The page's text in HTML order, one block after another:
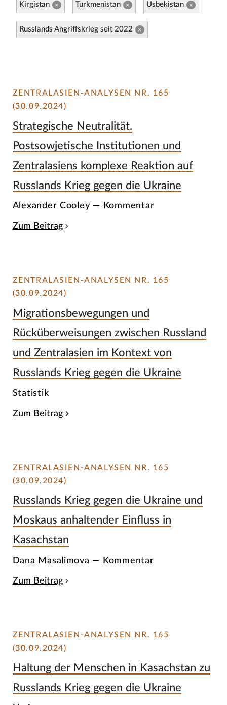
Kirgistan × Turkmenistan × Usbekistan ×
Russlands Angriffskrieg seit 2022 ×
ZENTRALASIEN-ANALYSEN NR. 165
(30.09.2024)
Strategische Neutralität.
Postsowjetische Institutionen und
Zentralasiens komplexe Reaktion auf
Russlands Krieg gegen die Ukraine
Alexander Cooley — Kommentar
Zum Beitrag
ZENTRALASIEN-ANALYSEN NR. 165
(30.09.2024)
Migrationsbewegungen und
Rücküberweisungen zwischen Russland
und Zentralasien im Kontext von
Russlands Krieg gegen die Ukraine
Statistik
Zum Beitrag
ZENTRALASIEN-ANALYSEN NR. 165
(30.09.2024)
Russlands Krieg gegen die Ukraine und
Moskaus anhaltender Einfluss in
Kasachstan
Dana Masalimova — Kommentar
Zum Beitrag
ZENTRALASIEN-ANALYSEN NR. 165
(30.09.2024)
Haltung der Menschen in Kasachstan zu
Russlands Krieg gegen die Ukraine